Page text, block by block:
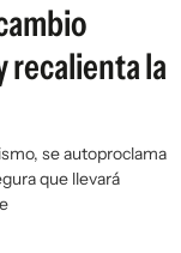
recalienta la
se autoproclama
que llevará